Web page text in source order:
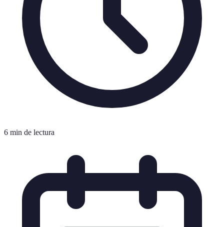
6 min de lectura